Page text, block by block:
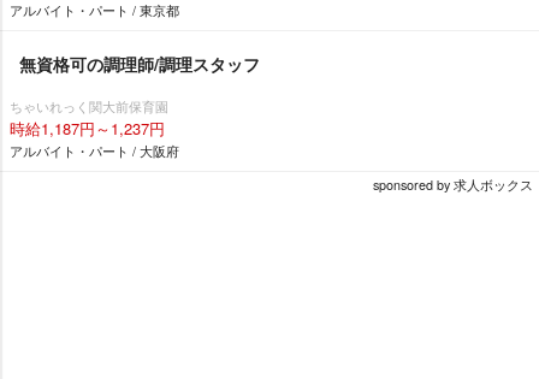
アルバイト・パート / 東京都
無資格可の調理師/調理スタッフ
ちゃいれっく関大前保育園
時給1,187円～1,237円
アルバイト・パート / 大阪府
sponsored by 求人ボックス